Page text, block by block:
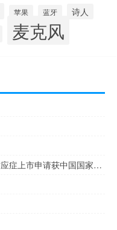
苹果 蓝牙 诗人
麦克风
先声药业：注射用盐酸曲拉西利新适应症上市申请获中国国家药品监督管理局受理